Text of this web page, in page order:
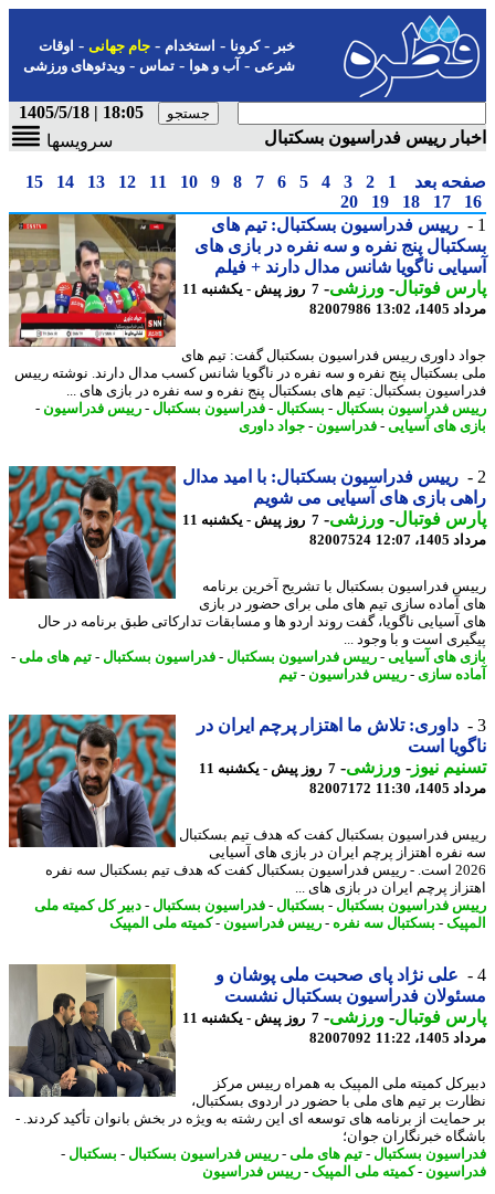
-کرونا-استخدام- جام جهانی-اوقات
شرعی-آب و هوا-تماس-ویدئوهای ورزشی
18:05 | 1405/5/18
رییس فدراسیون بسکتبال
سرویسها
بعد 1
2
3
4
5
6
7
8
9
10
11
12
13
14
15
17
18
19
20
رییس فدراسیون بسکتبال: تیم های
پنج نفره و سه نفره در بازی های
ناگویا شانس مدال دارند + فیلم
فوتبال-ورزشی-
7 روز پیش - یکشنبه 11
13:02
82007986
داوری رییس فدراسیون بسکتبال گفت: تیم های
بسکتبال پنج نفره و سه نفره در ناگویا شانس کسب مدال دارند. نوشته رییس
بسکتبال: تیم های بسکتبال پنج نفره و سه نفره در بازی های ...
فدراسیون بسکتبال-بسکتبال-فدراسیون بسکتبال-رییس فدراسیون-
های آسیایی-فدراسیون-جواد داوری
رییس فدراسیون بسکتبال: با امید مدال
بازی های آسیایی می شویم
فوتبال-ورزشی-
7 روز پیش - یکشنبه 11
12:07
82007524
فدراسیون بسکتبال با تشریح آخرین برنامه
آماده سازی تیم های ملی برای حضور در بازی
آسیایی ناگویا، گفت روند اردو ها و مسابقات تدارکاتی طبق برنامه در حال
است و با وجود ...
های آسیایی-رییس فدراسیون بسکتبال-فدراسیون بسکتبال-تیم های ملی -
سازی- رییس فدراسیون-تیم
داوری: تلاش ما اهتزار پرچم ایران در
است
نیوز-ورزشی-
7 روز پیش - یکشنبه 11
11:30
82007172
فدراسیون بسکتبال کفت که هدف تیم بسکتبال
اهتزاز پرچم ایران در بازی های آسیایی
2026 است. - رییس فدراسیون بسکتبال کفت که هدف تیم بسکتبال سه نفره
پرچم ایران در بازی های ...
فدراسیون بسکتبال-بسکتبال-فدراسیون بسکتبال-دبیر کل کمیته ملی
-بسکتبال سه نفره -رییس فدراسیون-کمیته ملی المپیک
علی نژاد پای صحبت ملی پوشان و
فدراسیون بسکتبال نشست
فوتبال-ورزشی-
7 روز پیش - یکشنبه 11
11:22
82007092
کمیته ملی المپیک به همراه رییس مرکز
بر تیم های ملی با حضور در اردوی بسکتبال،
از برنامه های توسعه ای این رشته به ویژه در بخش بانوان تأکید کردند. -
خبرنگاران جوان؛
بسکتبال-تیم های ملی -رییس فدراسیون بسکتبال-بسکتبال-
-کمیته ملی المپیک-رییس فدراسیون